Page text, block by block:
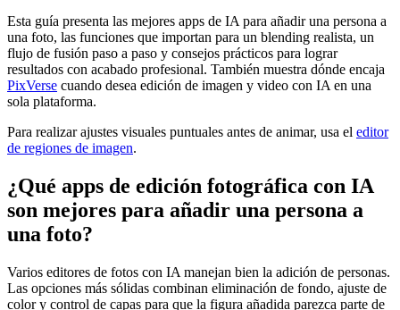
Esta guía presenta las mejores apps de IA para añadir una persona a
una foto, las funciones que importan para un blending realista, un
flujo de fusión paso a paso y consejos prácticos para lograr
resultados con acabado profesional. También muestra dónde encaja
PixVerse cuando desea edición de imagen y video con IA en una
sola plataforma.
Para realizar ajustes visuales puntuales antes de animar, usa el editor
de regiones de imagen.
¿Qué apps de edición fotográfica con IA
son mejores para añadir una persona a
una foto?
Varios editores de fotos con IA manejan bien la adición de personas.
Las opciones más sólidas combinan eliminación de fondo, ajuste de
color y control de capas para que la figura añadida parezca parte de